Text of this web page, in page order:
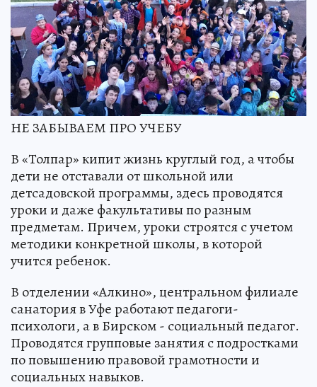
НЕ ЗАБЫВАЕМ ПРО УЧЕБУ
В «Толпар» кипит жизнь круглый год, а чтобы
дети не отставали от школьной или
детсадовской программы, здесь проводятся
уроки и даже факультативы по разным
предметам. Причем, уроки строятся с учетом
методики конкретной школы, в которой
учится ребенок.
В отделении «Алкино», центральном филиале
санатория в Уфе работают педагоги-
психологи, а в Бирском - социальный педагог.
Проводятся групповые занятия с подростками
по повышению правовой грамотности и
социальных навыков.